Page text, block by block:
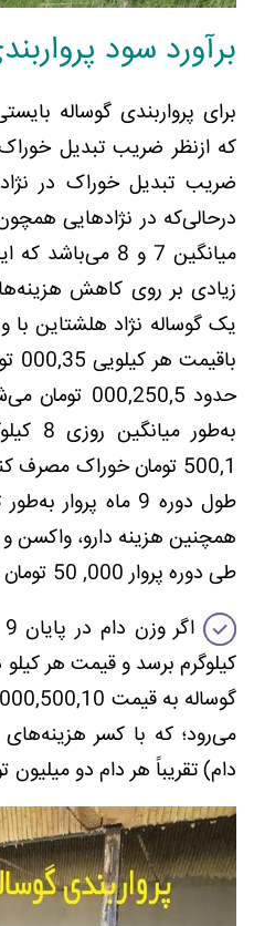
برآورد سود
برای پرواربندی گوساله
که ازنظر ضریب تبدیل
درحالی‌که در نژادهایی
میانگین 7 و 8
زیادی بر روی کاهش
حدود
500,1 تومان خوراک
همچنین هزینه دارو، واکسن
طی دوره پروار 000, 50 تومان می‌باشد.
می‌رود؛ که با کسر
دام) تقریباً هر دام دو میلیون